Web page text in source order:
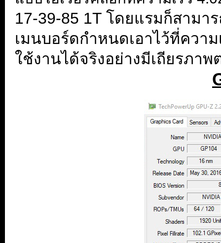
17-39-85 1T โดยแรมก็สามา
เมนบอร์ดกำหนดเอาไว้ที่ควา
ใช้งานได้จริงอย่างมีเถียรภา